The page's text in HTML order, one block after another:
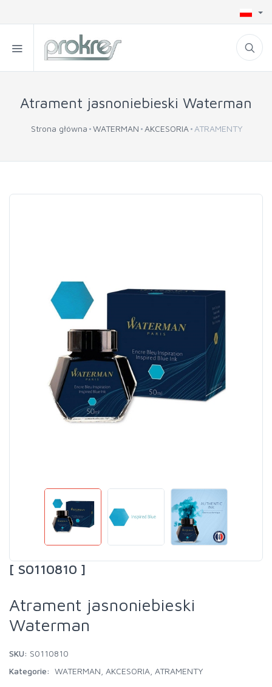
Atrament jasnoniebieski Waterman
Strona główna WATERMAN AKCESORIA ATRAMENTY
[ S0110810 ]
Atrament jasnoniebieski
Waterman
SKU: S0110810
Kategorie: WATERMAN AKCESORIA ATRAMENTY